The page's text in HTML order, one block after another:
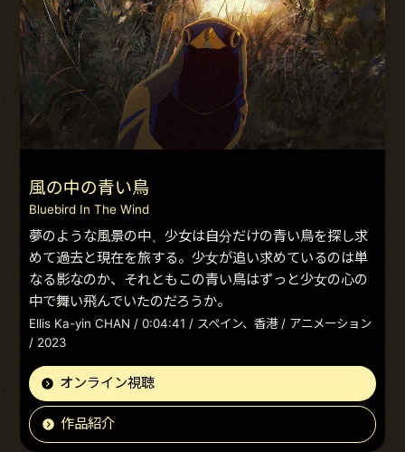
風の中の青い鳥
Bluebird In The Wind
夢のような風景の中、少女は自分だけの青い鳥を探し求
めて過去と現在を旅する。少女が追い求めているのは単
なる影なのか、それともこの青い鳥はずっと少女の心の
中で舞い飛んでいたのだろうか。
Ellis Ka-yin CHAN / 0:04:41 / スペイン、香港 / アニメーション
/ 2023
オンライン視聴
作品紹介